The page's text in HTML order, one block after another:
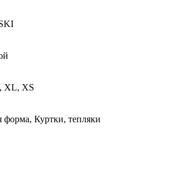
XL, XS
форма, Куртки, тепляки